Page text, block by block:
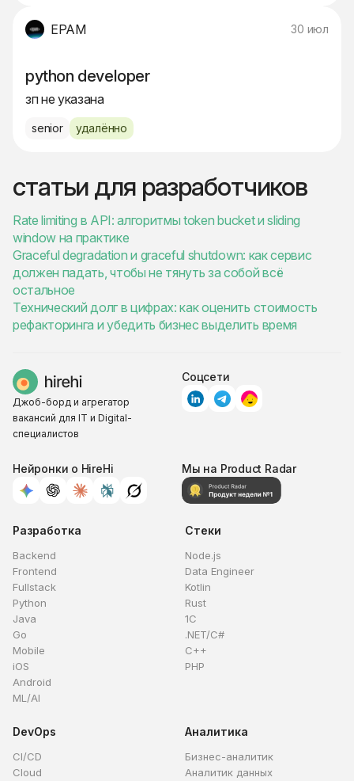
EPAM 30 июл
python developer
зп не указана
senior удалённо
статьи для разработчиков
Rate limiting в API: алгоритмы token bucket и sliding
window на практике
Graceful degradation и graceful shutdown: как сервис
должен падать, чтобы не тянуть за собой всё
остальное
Технический долг в цифрах: как оценить стоимость
рефакторинга и убедить бизнес выделить время
Джоб-борд и агрегатор
вакансий для IT и Digital-
специалистов
Соцсети
Нейронки о HireHi Мы на Product Radar
Разработка
Backend
Frontend
Fullstack
Python
Java
Go
Mobile
iOS
Android
ML/AI
Стеки
Node.js
Data Engineer
Kotlin
Rust
1C
.NET/C#
C++
PHP
DevOps
CI/CD
Cloud
Аналитика
Бизнес-аналитик
Аналитик данных